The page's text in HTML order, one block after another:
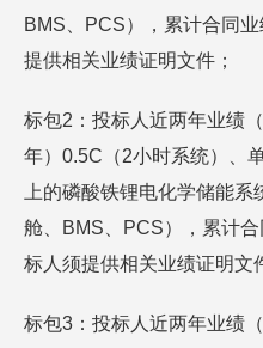
BMS、PCS），累计合同
提供相关业绩证明文件；
标包2：投标人近两年业绩
年）0.5C（2小时系统）、
上的磷酸铁锂电化学储能
舱、BMS、PCS），累计
标人须提供相关业绩证明文
标包3：投标人近两年业绩